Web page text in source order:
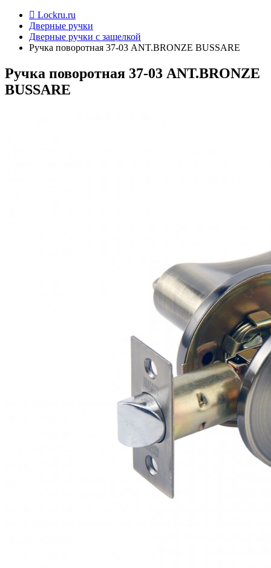
Lockru.ru
Дверные ручки
Дверные ручки с защелкой
Ручка поворотная 37-03 ANT.BRONZE BUSSARE
Ручка поворотная 37-03 ANT.BRONZE
BUSSARE